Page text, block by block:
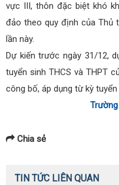
vực III, thôn đặc biệt khó
đảo theo quy định của Thủ
lần này.
Dự kiến trước ngày 31/12,
tuyển sinh THCS và THPT
công bố, áp dụng từ kỳ
Chia sẻ
TIN TỨC LIÊN QUAN